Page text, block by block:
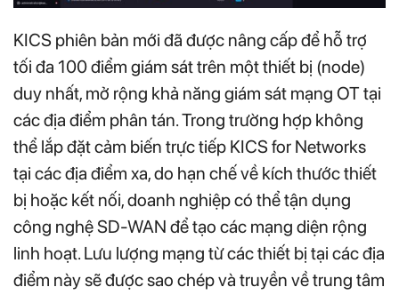
KICS phiên bản mới đã được nâng cấp để hỗ trợ
tối đa 100 điểm giám sát trên một thiết bị (node)
duy nhất, mở rộng khả năng giám sát mạng OT tại
các địa điểm phân tán. Trong trường hợp không
thể lắp đặt cảm biến trực tiếp KICS for Networks
tại các địa điểm xa, do hạn chế về kích thước thiết
bị hoặc kết nối, doanh nghiệp có thể tận dụng
công nghệ SD-WAN để tạo các mạng diện rộng
linh hoạt. Lưu lượng mạng từ các thiết bị tại các địa
điểm này sẽ được sao chép và truyền về trung tâm